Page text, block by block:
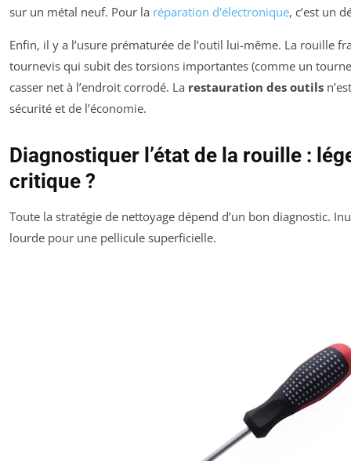
sur un métal neuf. Pour la réparation d'électronique, c’est un
Enfin, il y a l’usure prématurée de l’outil lui-même. La rouille
tournevis qui subit des torsions importantes (comme un
casser net à l’endroit corrodé. La restauration des outils
sécurité et de l’économie.
Diagnostiquer l’état de la rouille :
critique ?
Toute la stratégie de nettoyage dépend d’un bon diagnostic.
lourde pour une pellicule superficielle.